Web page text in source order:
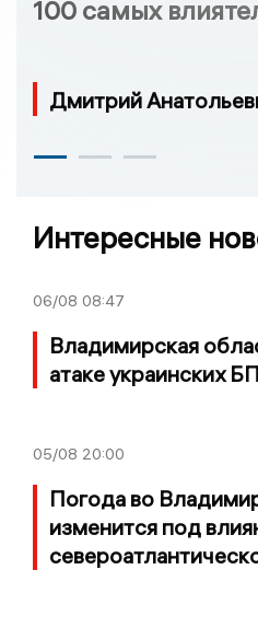
100 самых
Дмитрий
Интересные
06/08 08:47
Владимирская
атаке украинских
05/08 20:00
Погода во
изменится под